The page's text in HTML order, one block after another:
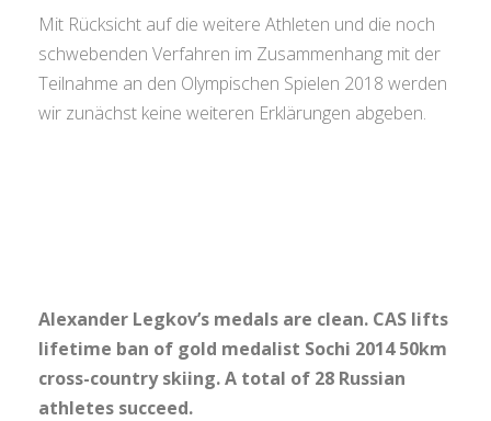
Mit Rücksicht auf die weitere Athleten und die noch
schwebenden Verfahren im Zusammenhang mit der
Teilnahme an den Olympischen Spielen 2018 werden
wir zunächst keine weiteren Erklärungen abgeben.
Alexander Legkov’s medals are clean. CAS lifts
lifetime ban of gold medalist Sochi 2014 50km
cross-country skiing. A total of 28 Russian
athletes succeed.